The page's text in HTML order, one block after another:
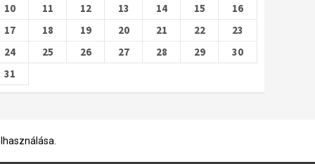
10
11 12 13 14 15
16
17
18 19 20 21 22
23
24
25 26 27 28 29
30
31